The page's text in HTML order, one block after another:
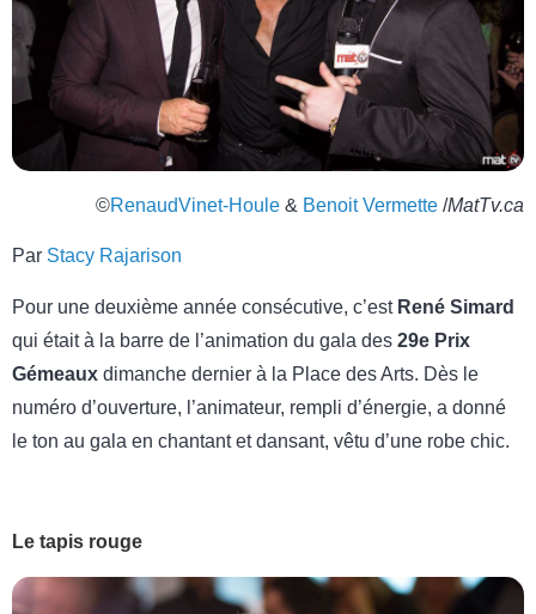
©RenaudVinet-Houle & Benoit Vermette /MatTv.ca
Par Stacy Rajarison
Pour une deuxième année consécutive, c’est René Simard
qui était à la barre de l’animation du gala des 29e Prix
Gémeaux dimanche dernier à la Place des Arts. Dès le
numéro d’ouverture, l’animateur, rempli d’énergie, a donné
le ton au gala en chantant et dansant, vêtu d’une robe chic.
Le tapis rouge